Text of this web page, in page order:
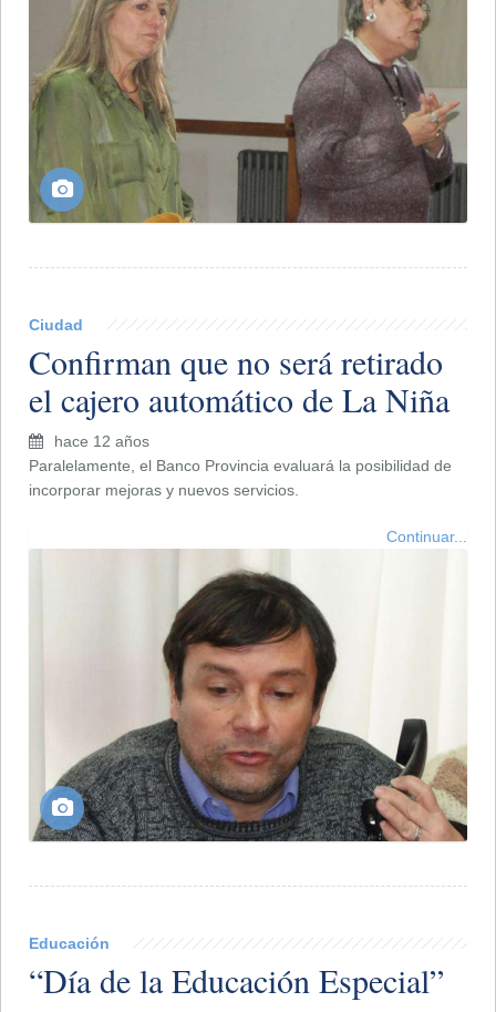
Ciudad
Confirman que no será retirado
el cajero automático de La Niña
hace 12 años
Paralelamente, el Banco Provincia evaluará la posibilidad de
incorporar mejoras y nuevos servicios.
Continuar...
Educación
“Día de la Educación Especial”